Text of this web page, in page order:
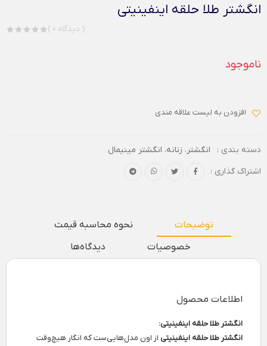
انگشتر طلا حلقه اینفینیتی
( 0 دیدگاه )
ناموجود
افزودن به لیست علاقه مندی
دسته بندی : انگشتر ، زنانه، انگشتر مینیمال
اشتراک گذاری :
توضیحات
نحوه محاسبه قیمت
خصوصیات
دیدگاه‌ها
اطلاعات محصول
انگشتر طلا حلقه اینفینیتی:
انگشتر طلا حلقه اینفینیتی از اون مدل‌هایی‌ست که انگار هیچ‌وقت